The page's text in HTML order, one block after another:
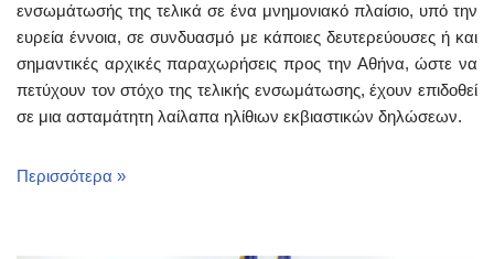
ενσωμάτωσής της τελικά σε ένα μνημονιακό πλαίσιο, υπό την
ευρεία έννοια, σε συνδυασμό με κάποιες δευτερεύουσες ή και
σημαντικές αρχικές παραχωρήσεις προς την Αθήνα, ώστε να
πετύχουν τον στόχο της τελικής ενσωμάτωσης, έχουν επιδοθεί
σε μια ασταμάτητη λαίλαπα ηλίθιων εκβιαστικών δηλώσεων.
Περισσότερα »